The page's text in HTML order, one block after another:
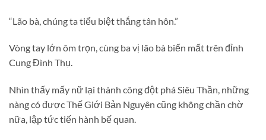
“Lão bà, chúng ta tiểu biệt thắng tân hôn.”
Vòng tay lớn ôm trọn, cùng ba vị lão bà biến mất trên đỉnh
Cung Đình Thụ.
Nhìn thấy mấy nữ lại thành công đột phá Siêu Thần, những
nàng có được Thế Giới Bản Nguyên cũng không chần chờ
nữa, lập tức tiến hành bế quan.